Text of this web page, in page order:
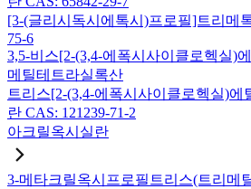
[3-(글리시독시에톡시)프로필]트리메
75-6
3,5-비스[2-(3,4-에폭시사이클로헥실)
메틸테트라실록산
트리스[2-(3,4-에폭시사이클로헥실)
란 CAS: 121239-71-2
아크릴옥시실란
3-메타크릴옥시프로필트리스(트리메